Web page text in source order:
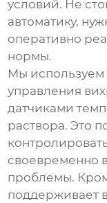
условий. Не
автоматику,
оперативно
нормы.
Мы используем
управления
датчиками
раствора. Это
своевременно
проблемы.
поддерживает